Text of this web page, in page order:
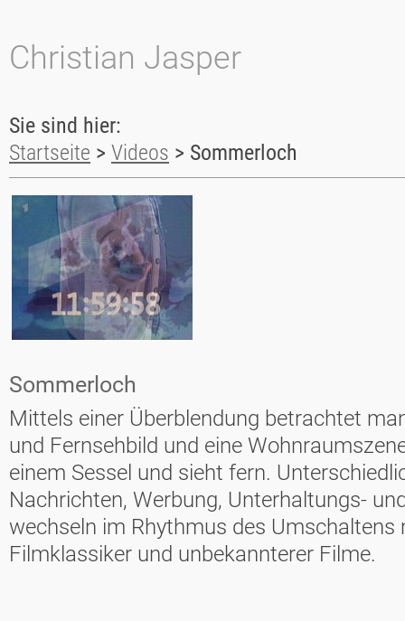
Christian Jasper
Sie sind hier:
Startseite > Videos > Sommerloch
Sommerloch
Mittels einer Überblendung betrachtet
und Fernsehbild und eine
einem Sessel und sieht fern.
Nachrichten, Werbung, Unterhaltungs-
wechseln im Rhythmus des
Filmklassiker und unbekannterer Filme.